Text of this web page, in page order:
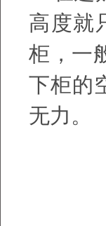
高度就
柜，一
下柜的
无力。